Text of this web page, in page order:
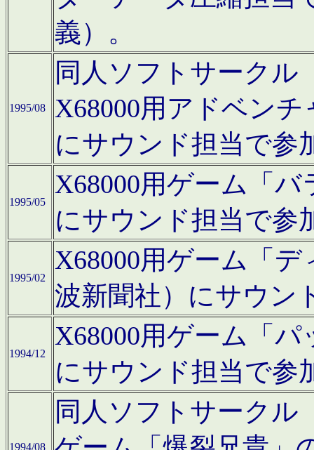
義）。
1995/08
同人ソフトサークル
X68000用アドベン
にサウンド担当で参
1995/05
X68000用ゲーム「
にサウンド担当で参
1995/02
X68000用ゲーム「
波新聞社）にサウン
1994/12
X68000用ゲーム「
にサウンド担当で参
1994/08
同人ソフトサークル